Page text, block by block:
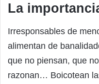
La
Irresponsables de
alimentan de
que no piensan, que
razonan… Boicotean